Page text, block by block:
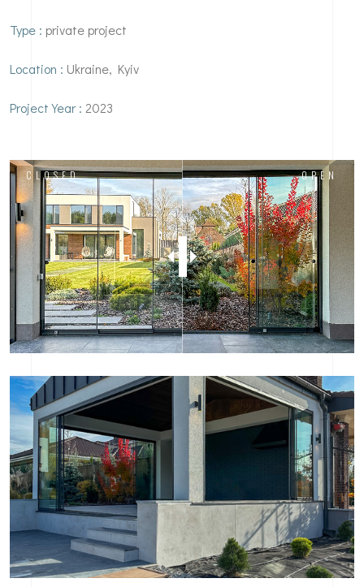
Type : private project
Location : Ukraine, Kyiv
Project Year : 2023
CLOSED OPEN